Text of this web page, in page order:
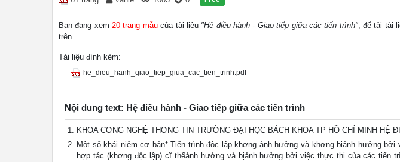
Bạn đang xem20 trang mẫucủa tài liệu "Hệ điều hành - Giao tiếp giữa các tiến trình", để tải tài
trên
Tài liệu đính kèm:
he_dieu_hanh_giao_tiep_giua_cac_tien_trinh.pdf
Nội dung text: Hệ điều hành - Giao tiếp giữa các tiến trình
KHOA CƠNG NGHỆ THƠNG TIN TRƯỜNG ĐẠI HỌC BÁCH KHOA TP HỒ CHÍ MINH HỆ
Một số khái niệm cơ bản* Tiến trình độc lập khơng ảnh hưởng và khơng bịảnh hưởng
hợp tác (khơng độc lập) cĩ thểảnh hưởng và bịảnh hưởng bởi việc thực thi của các tiến